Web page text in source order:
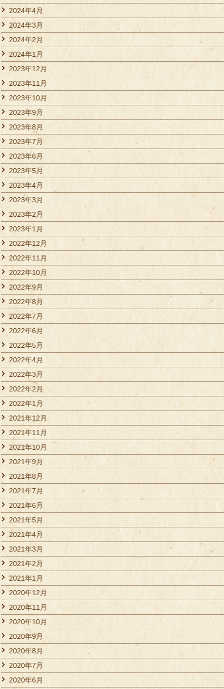
2024年4月
2024年3月
2024年2月
2024年1月
2023年12月
2023年11月
2023年10月
2023年9月
2023年8月
2023年7月
2023年6月
2023年5月
2023年4月
2023年3月
2023年2月
2023年1月
2022年12月
2022年11月
2022年10月
2022年9月
2022年8月
2022年7月
2022年6月
2022年5月
2022年4月
2022年3月
2022年2月
2022年1月
2021年12月
2021年11月
2021年10月
2021年9月
2021年8月
2021年7月
2021年6月
2021年5月
2021年4月
2021年3月
2021年2月
2021年1月
2020年12月
2020年11月
2020年10月
2020年9月
2020年8月
2020年7月
2020年6月